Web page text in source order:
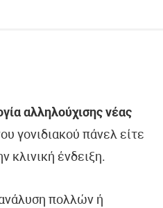
αλληλούχισης νέας
γονιδιακού πάνελ είτε
κλινική ένδειξη.
πολλών ή